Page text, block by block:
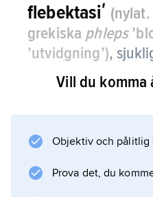
flebektasiʹ (nylat.
grekiska phleps
’utvidgning’),
Information om
Vill du komma
Objektiv och pålitlig
Prova det, du